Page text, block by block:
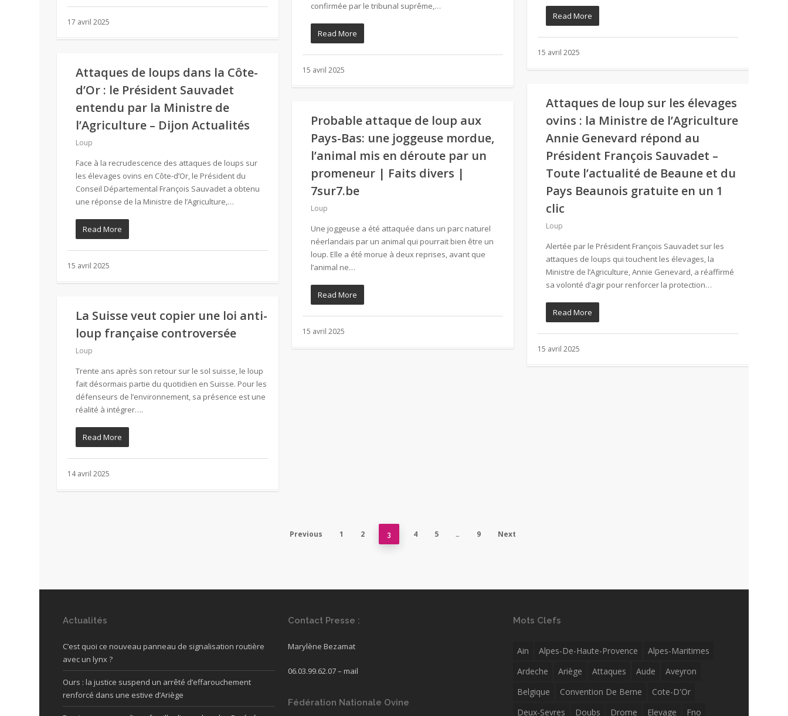
17 avril 2025
confirmée par le tribunal suprême,…
Read More
15 avril 2025
Read More
15 avril 2025
Attaques de loups dans la Côte-
d’Or : le Président Sauvadet
entendu par la Ministre de
l’Agriculture – Dijon Actualités
Loup
Face à la recrudescence des attaques de loups sur
les élevages ovins en Côte-d’Or, le Président du
Conseil Départemental François Sauvadet a obtenu
une réponse de la Ministre de l’Agriculture,…
Read More
15 avril 2025
Attaques de loup sur les élevages
ovins : la Ministre de l’Agriculture
Annie Genevard répond au
Président François Sauvadet –
Toute l’actualité de Beaune et du
Pays Beaunois gratuite en un 1
clic
Loup
Alertée par le Président François Sauvadet sur les
attaques de loups qui touchent les élevages, la
Ministre de l’Agriculture, Annie Genevard, a réaffirmé
sa volonté d’agir pour renforcer la protection…
Read More
15 avril 2025
Probable attaque de loup aux
Pays-Bas: une joggeuse mordue,
l’animal mis en déroute par un
promeneur | Faits divers |
7sur7.be
Loup
Une joggeuse a été attaquée dans un parc naturel
néerlandais par un animal qui pourrait bien être un
loup. Elle a été morue à deux reprises, avant que
l’animal ne…
Read More
15 avril 2025
La Suisse veut copier une loi anti-
loup française controversée
Loup
Trente ans après son retour sur le sol suisse, le loup
fait désormais partie du quotidien en Suisse. Pour les
défenseurs de l’environnement, sa présence est une
réalité à intégrer….
Read More
14 avril 2025
Previous 1 2 3 4 5 … 9 Next
Actualités
C’est quoi ce nouveau panneau de signalisation routière
avec un lynx ?
Ours : la justice suspend un arrêté d’effarouchement
renforcé dans une estive d’Ariège
Contact Presse :
Marylène Bezamat
06.03.99.62.07 – mail
Fédération Nationale Ovine
Mots Clefs
Ain Alpes-De-Haute-Provence
Alpes-Maritimes
Ardeche
Ariège Attaques Aude
Aveyron
Belgique
Convention De Berne
Cote-D'Or
Deux-Sevres
Doubs Drome Elevage Fno